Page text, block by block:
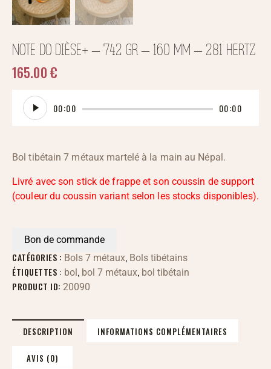
NOTE DO DIÈSE+ – 742 GR – 160 MM – 281 HERTZ
165.00€
Lecteur
audio
00:00 00:00
Bol tibétain 7 métaux martelé à la main au Népal.
Livré avec son stick de frappe et son coussin de support
(couleur du coussin variant selon les stocks disponibles).
Bon de commande
CATÉGORIES : Bols 7 métaux, Bols tibétains
ÉTIQUETTES : bol, bol 7 métaux, bol tibétain
PRODUCT ID: 20090
DESCRIPTION INFORMATIONS COMPLÉMENTAIRES
AVIS (0)